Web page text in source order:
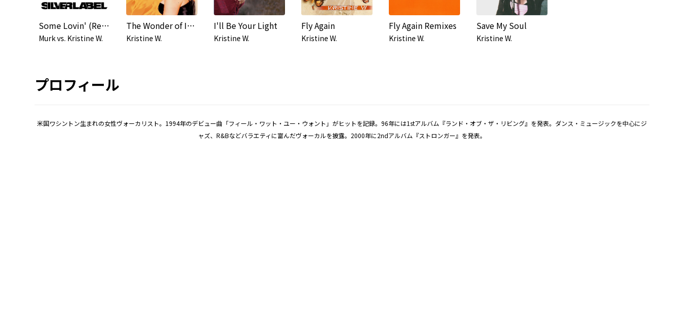
Some Lovin' (Remix)
Murk vs. Kristine W.
The Wonder of It All - EP
Kristine W.
I'll Be Your Light
Kristine W.
Fly Again
Kristine W.
Fly Again Remixes
Kristine W.
Save My Soul
Kristine W.
プロフィール
米国ワシントン生まれの女性ヴォーカリスト。1994年のデビュー曲「フィール・ワット・ユー・ウォント」がヒットを記録。96年には1stアルバム『ランド・オブ・ザ・リビング』を発表。ダンス・ミュージックを中心にジ
ャズ、R&Bなどバラエティに富んだヴォーカルを披露。2000年に2ndアルバム『ストロンガー』を発表。